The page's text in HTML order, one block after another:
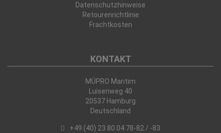
Datenschutzhinweise
Retourenrichtlinie
Frachtkosten
KONTAKT
MÜPRO Maritim
Luisenweg 40
20537 Hamburg
Deutschland
+49 (40) 23 80 04 78-82 / -83